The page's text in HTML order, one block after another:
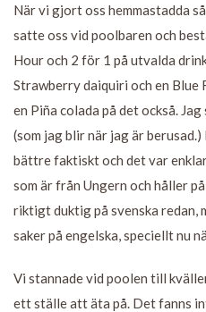
När vi gjort oss hemmastadda
satte oss vid poolbaren och
Hour och 2 för 1 på utvalda
Strawberry daiquiri och en Blue
en Piña colada på det också.
(som jag blir när jag är
bättre faktiskt och det var
som är från Ungern och håller
riktigt duktig på svenska redan,
saker på engelska, speciellt nu
Vi stannade vid poolen till
ett ställe att äta på. Det fanns